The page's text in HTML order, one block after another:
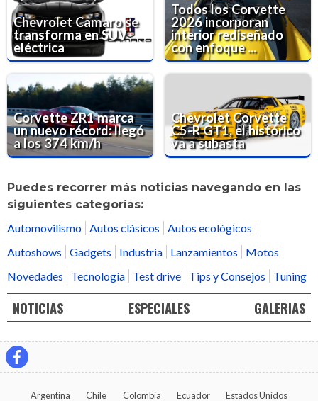
Chevrolet Camaro se
transforma en SUV
eléctrica
Todos los Corvette
2026 incorporan
interior rediseñado
con enfoque ...
Corvette ZR1 marca
un nuevo récord: llegó
a los 374 km/h
Chevrolet Corvette
C5-R GT1, el histórico
va a subasta
Puedes recorrer más noticias navegando en las
siguientes categorías:
Automovilismo Autos clásicos
Autos ecológicos
Autoshows
Gadgets Industria Lanzamientos
Motos
Novedades
Tecnología Test drive Tips y Consejos Tuning
NOTICIAS ESPECIALES GALERIAS
Argentina Chile Colombia Ecuador Estados Unidos